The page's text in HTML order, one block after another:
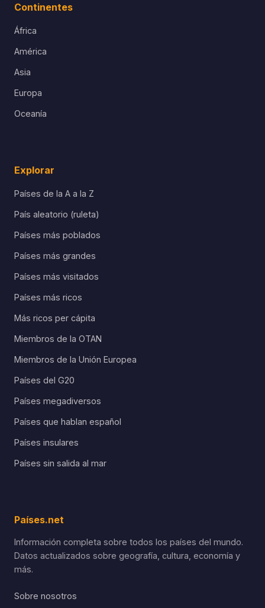
Continentes
África
América
Asia
Europa
Oceanía
Explorar
Países de la A a la Z
País aleatorio (ruleta)
Países más poblados
Países más grandes
Países más visitados
Países más ricos
Más ricos per cápita
Miembros de la OTAN
Miembros de la Unión Europea
Países del G20
Países megadiversos
Países que hablan español
Países insulares
Países sin salida al mar
Países.net
Información completa sobre todos los países del mundo.
Datos actualizados sobre geografía, cultura, economía y
más.
Sobre nosotros